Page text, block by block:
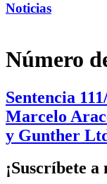
Noticias
Número
Sentencia
Marcelo
y Gunther
¡Suscríbete